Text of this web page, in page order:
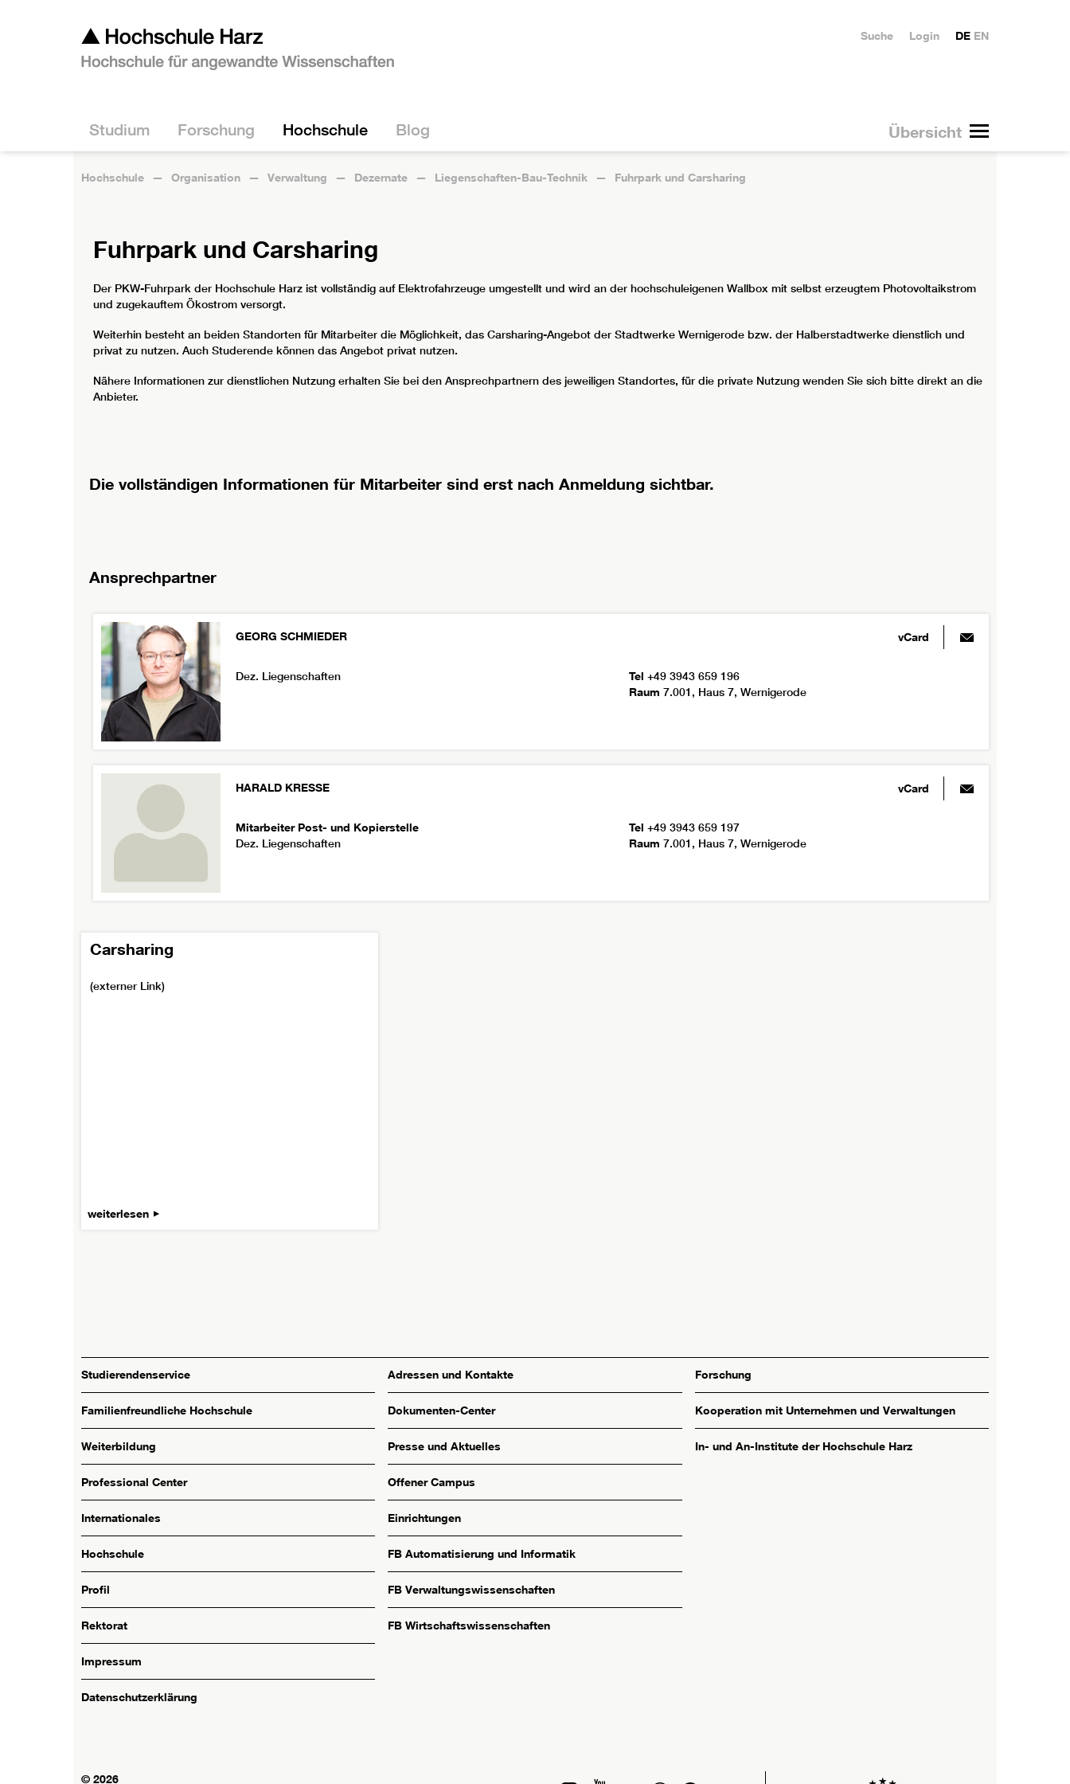
Übersicht
Studium Forschung Hochschule Blog
DE EN
Login
Suche
Hochschule Organisation Verwaltung Dezernate Liegenschaften-Bau-Technik Fuhrpark und Carsharing
Fuhrpark und Carsharing
Der PKW-Fuhrpark der Hochschule Harz ist vollständig auf Elektrofahrzeuge umgestellt und wird an der hochschuleigenen Wallbox mit selbst erzeugtem Photovoltaikstrom
und zugekauftem Ökostrom versorgt.
Weiterhin besteht an beiden Standorten für Mitarbeiter die Möglichkeit, das Carsharing-Angebot der Stadtwerke Wernigerode bzw. der Halberstadtwerke dienstlich und
privat zu nutzen. Auch Studerende können das Angebot privat nutzen.
Nähere Informationen zur dienstlichen Nutzung erhalten Sie bei den Ansprechpartnern des jeweiligen Standortes, für die private Nutzung wenden Sie sich bitte direkt an die
Anbieter.
Die vollständigen Informationen für Mitarbeiter sind erst nach Anmeldung sichtbar.
Ansprechpartner
GEORG SCHMIEDER
Dez. Liegenschaften Tel +49 3943 659 196
Raum 7.001, Haus 7, Wernigerode
vCard
HARALD KRESSE
Mitarbeiter Post- und Kopierstelle
Dez. Liegenschaften
Tel +49 3943 659 197
Raum 7.001, Haus 7, Wernigerode
vCard
Carsharing
(externer Link)
weiterlesen
Studierendenservice
Familienfreundliche Hochschule
Weiterbildung
Professional Center
Internationales
Hochschule
Profil
Rektorat
Impressum
Datenschutzerklärung
Adressen und Kontakte
Dokumenten-Center
Presse und Aktuelles
Offener Campus
Einrichtungen
FB Automatisierung und Informatik
FB Verwaltungswissenschaften
FB Wirtschaftswissenschaften
Forschung
Kooperation mit Unternehmen und Verwaltungen
In- und An-Institute der Hochschule Harz
© 2026